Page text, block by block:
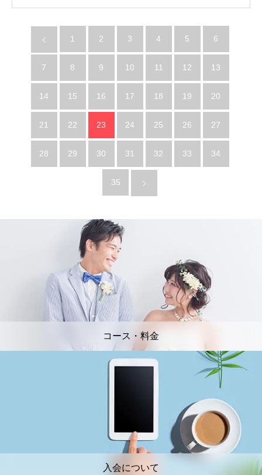
1 2 3 4 5 6
7 8 9 10 11 12 13
14 15 16 17 18 19 20
21 22 23 24 25 26 27
28 29 30 31 32 33 34
35
コース・料金
入会について